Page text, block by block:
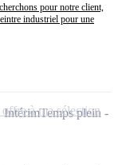
pour notre client,
industriel pour une
IntérimTemps plein
à ma sélection